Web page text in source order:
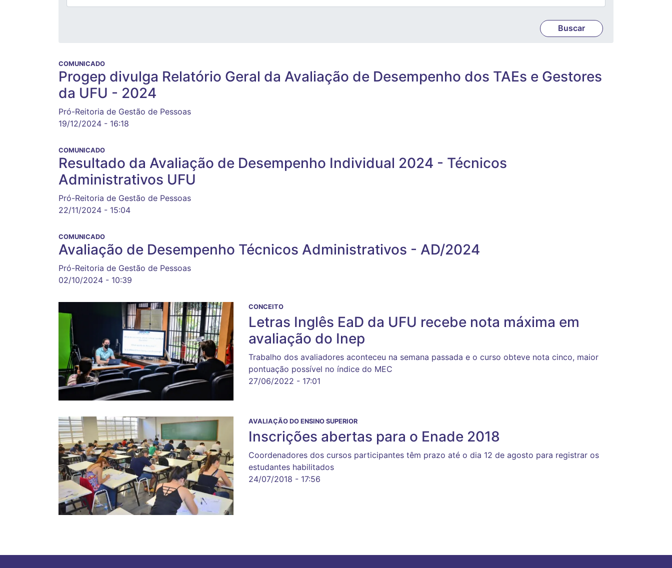
COMUNICADO
Progep divulga Relatório Geral da Avaliação de Desempenho dos TAEs e Gestores
da UFU - 2024
Pró-Reitoria de Gestão de Pessoas
19/12/2024 - 16:18
COMUNICADO
Resultado da Avaliação de Desempenho Individual 2024 - Técnicos
Administrativos UFU
Pró-Reitoria de Gestão de Pessoas
22/11/2024 - 15:04
COMUNICADO
Avaliação de Desempenho Técnicos Administrativos - AD/2024
Pró-Reitoria de Gestão de Pessoas
02/10/2024 - 10:39
CONCEITO
Letras Inglês EaD da UFU recebe nota máxima em
avaliação do Inep
Trabalho dos avaliadores aconteceu na semana passada e o curso obteve nota cinco, maior
pontuação possível no índice do MEC
27/06/2022 - 17:01
AVALIAÇÃO DO ENSINO SUPERIOR
Inscrições abertas para o Enade 2018
Coordenadores dos cursos participantes têm prazo até o dia 12 de agosto para registrar os
estudantes habilitados
24/07/2018 - 17:56